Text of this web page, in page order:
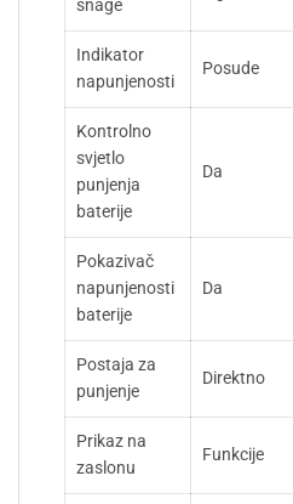
snage
Indikator
napunjenosti
Posude
Kontrolno
svjetlo
punjenja
baterije
Da
Pokazivač
napunjenosti
baterije
Da
Postaja za
punjenje
Direktno
Prikaz na
zaslonu
Funkcije